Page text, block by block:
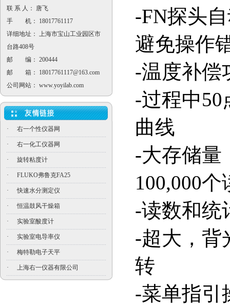
联 系 人： 唐飞
手 机： 18017761117
详细地址： 上海市宝山工业园区市
台路408号
邮 编： 200444
邮 箱：
18017761117@163.com
公司网站： www.yoyilab.com
· 右一个性仪器网
· 右一化工仪器网
· 旋转粘度计
· FLUKO弗鲁克FA25
· 快速水分测定仪
· 恒温鼓风干燥箱
· 实验室酸度计
· 实验室电导率仪
· 梅特勒电子天平
· 上海右一仪器有限公司
-FN探头
避免操作
-温度补偿
-过程中50
曲线
-大存储量
100,000个
-读数和统
-超大，背
转
-菜单指引